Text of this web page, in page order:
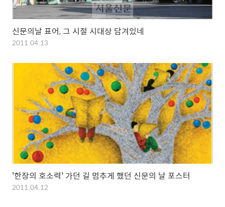
신문의날 표어, 그 시절 시대상 담겨있네
2011.04.13
'한장의 호소력' 가던 길 멈추게 했던 신문의 날 포스터
2011.04.12